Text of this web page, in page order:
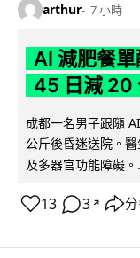
arthur 7 小時
AI 減肥餐
45 日減 20
成都一名男子跟隨
公斤後昏迷送院。
及多器官功能障礙。
13 3 ↗